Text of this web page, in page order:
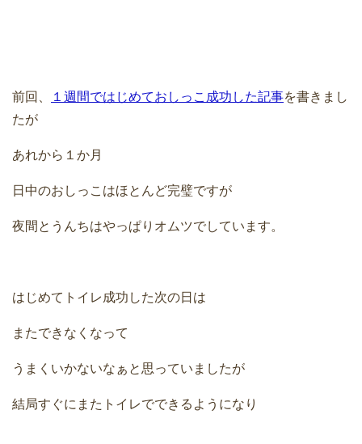
前回、 １週間ではじめておしっこ成功した記事を書きまし
たが
あれから１か月
日中のおしっこはほとんど完璧ですが
夜間とうんちはやっぱりオムツでしています。
はじめてトイレ成功した次の日は
またできなくなって
うまくいかないなぁと思っていましたが
結局すぐにまたトイレでできるようになり